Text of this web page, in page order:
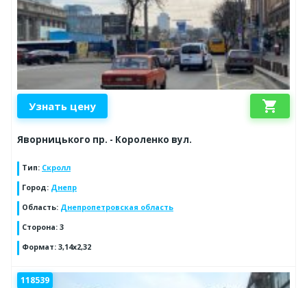
Узнать цену shopping_cart
Яворницького пр. - Короленко вул.
Тип: Скролл
Город: Днепр
Область: Днепропетровская область
Сторона: 3
Формат: 3,14х2,32
118539